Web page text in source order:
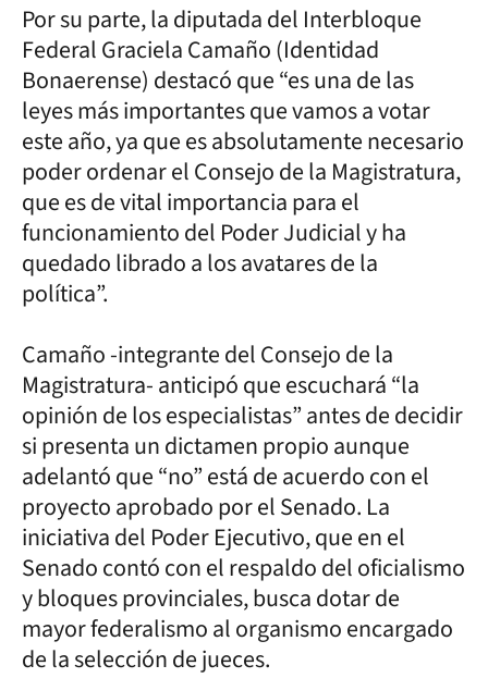
Por su parte, la diputada del Interbloque
Federal Graciela Camaño (Identidad
Bonaerense) destacó que “es una de las
leyes más importantes que vamos a votar
este año, ya que es absolutamente necesario
poder ordenar el Consejo de la Magistratura,
que es de vital importancia para el
funcionamiento del Poder Judicial y ha
quedado librado a los avatares de la
política”.
Camaño -integrante del Consejo de la
Magistratura- anticipó que escuchará “la
opinión de los especialistas” antes de decidir
si presenta un dictamen propio aunque
adelantó que “no” está de acuerdo con el
proyecto aprobado por el Senado. La
iniciativa del Poder Ejecutivo, que en el
Senado contó con el respaldo del oficialismo
y bloques provinciales, busca dotar de
mayor federalismo al organismo encargado
de la selección de jueces.